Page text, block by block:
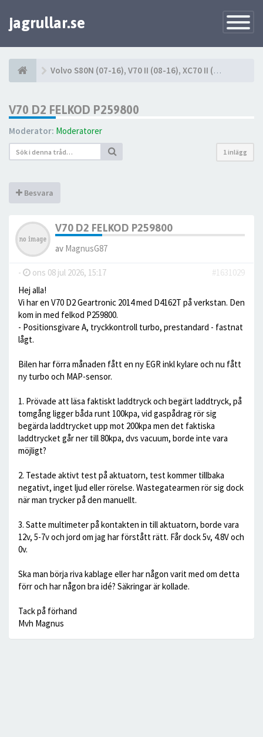
Toggle
jagrullar.se
Volvo S80N (07-16), V70 II (08-16), XC70 II (08-16)
V70 D2 FELKOD P259800
Moderator: Moderatorer
1 inlägg
Besvara
V70 D2 FELKOD P259800
av MagnusG87
- ons 08 jul 2026, 15:17
#1631029
Hej alla!
Vi har en V70 D2 Geartronic 2014 med D4162T på verkstan. Den
kom in med felkod P259800.
- Positionsgivare A, tryckkontroll turbo, prestandard - fastnat
lågt.
Bilen har förra månaden fått en ny EGR inkl kylare och nu fått
ny turbo och MAP-sensor.
1. Prövade att läsa faktiskt laddtryck och begärt laddtryck, på
tomgång ligger båda runt 100kpa, vid gaspådrag rör sig
begärda laddtrycket upp mot 200kpa men det faktiska
laddtrycket går ner till 80kpa, dvs vacuum, borde inte vara
möjligt?
2. Testade aktivt test på aktuatorn, test kommer tillbaka
negativt, inget ljud eller rörelse. Wastegatearmen rör sig dock
när man trycker på den manuellt.
3. Satte multimeter på kontakten in till aktuatorn, borde vara
12v, 5-7v och jord om jag har förstått rätt. Får dock 5v, 4.8V och
0v.
Ska man börja riva kablage eller har någon varit med om detta
förr och har någon bra idé? Säkringar är kollade.
Tack på förhand
Mvh Magnus